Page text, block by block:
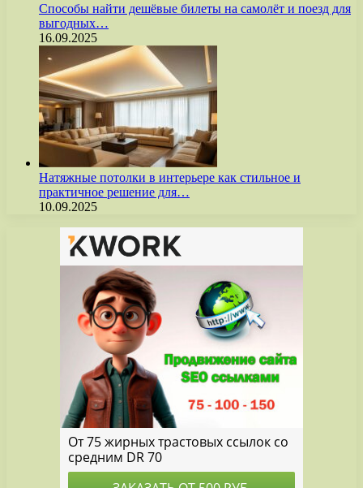
Способы найти дешёвые билеты на самолёт и поезд для
выгодных…
16.09.2025
Натяжные потолки в интерьере как стильное и
практичное решение для…
10.09.2025